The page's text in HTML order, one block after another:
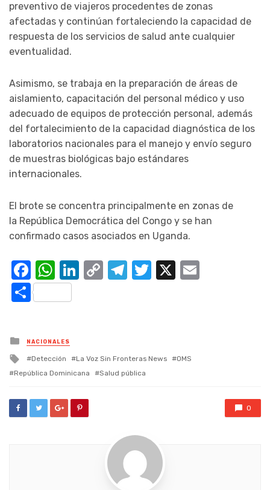
preventivo de viajeros procedentes de zonas
afectadas y continúan fortaleciendo la capacidad de
respuesta de los servicios de salud ante cualquier
eventualidad.
Asimismo, se trabaja en la preparación de áreas de
aislamiento, capacitación del personal médico y uso
adecuado de equipos de protección personal, además
del fortalecimiento de la capacidad diagnóstica de los
laboratorios nacionales para el manejo y envío seguro
de muestras biológicas bajo estándares
internacionales.
El brote se concentra principalmente en zonas de
la República Democrática del Congo y se han
confirmado casos asociados en Uganda.
Facebook
WhatsApp
LinkedIn
CopyTelegram
Twitter
X
Compartir
Posted
in
NACIONALES
Tagged
with
Detección La Voz Sin Fronteras News
OMS
República Dominicana
Salud pública
0